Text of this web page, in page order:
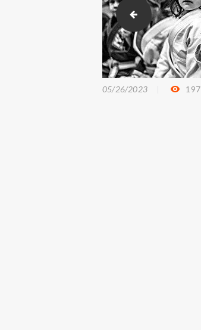
360_jiu-jitsu_3_35
05/26/2023 197